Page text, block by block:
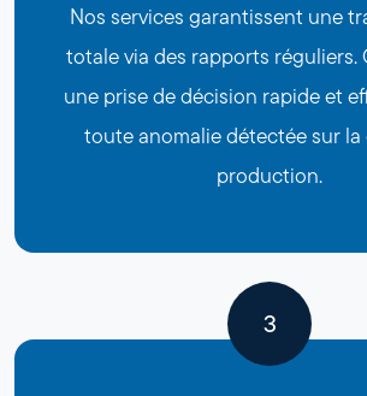
Nos services garantissent une
totale via des rapports réguliers.
une prise de décision rapide et
toute anomalie détectée sur
production.
3